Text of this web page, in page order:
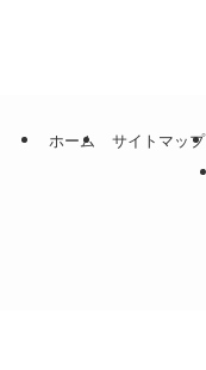
ホーム サイトマップ